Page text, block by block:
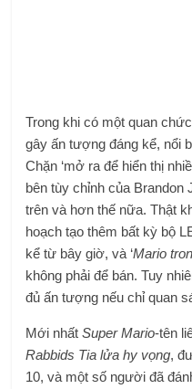
Trong khi có một quan
gây ấn tượng đáng kể, nổi
Chặn ‘mở ra để hiển thị
bên tùy chỉnh của Brandon
trên và hơn thế nữa. Thật
hoạch tạo thêm bất kỳ bộ
kể từ bây giờ, và ‘Mario
không phải để bán. Tuy
đủ ấn tượng nếu chỉ quan
Mới nhấtSuper Mario-tên
Rabbids Tia lửa hy vọng,
10, và một số người đã